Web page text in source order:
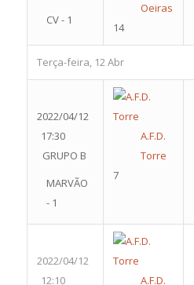
CV - 1
Oeiras
14
Terça-feira, 12 Abr
2022/04/12
17:30
GRUPO B
MARVÃO
- 1
A.F.D.
Torre
7
2022/04/12
12:10
A.F.D.